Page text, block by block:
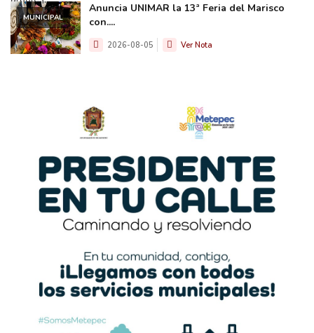
MUNICIPAL
Anuncia UNIMAR la 13ª Feria del Marisco
con....
2026-08-05 Ver Nota